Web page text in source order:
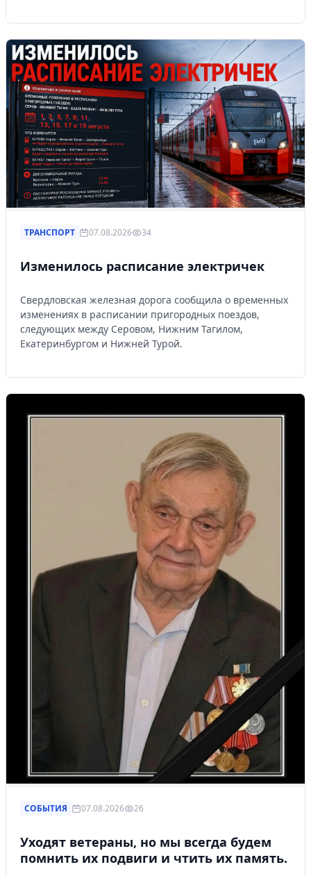
ТРАНСПОРТ 07.08.2026 34
Изменилось расписание электричек
Свердловская железная дорога сообщила о временных
изменениях в расписании пригородных поездов,
следующих между Серовом, Нижним Тагилом,
Екатеринбургом и Нижней Турой.
СОБЫТИЯ 07.08.2026 26
Уходят ветераны, но мы всегда будем
помнить их подвиги и чтить их память.